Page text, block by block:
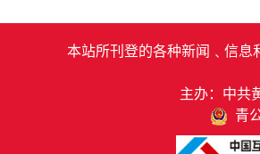
本站所刊登的各种新闻﹑信息
主办：中共
青